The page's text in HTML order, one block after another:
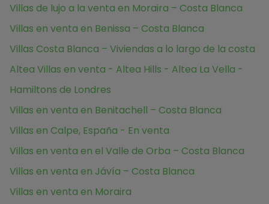
Villas de lujo a la venta en Moraira – Costa Blanca
Villas en venta en Benissa – Costa Blanca
Villas Costa Blanca – Viviendas a lo largo de la costa
Altea Villas en venta - Altea Hills - Altea La Vella -
Hamiltons de Londres
Villas en venta en Benitachell – Costa Blanca
Villas en Calpe, España - En venta
Villas en venta en el Valle de Orba – Costa Blanca
Villas en venta en Jávía – Costa Blanca
Villas en venta en Moraira